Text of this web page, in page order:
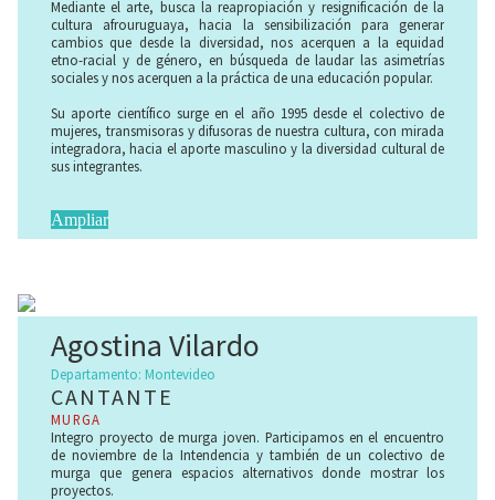
Mediante el arte, busca la reapropiación y resignificación de la
cultura afrouruguaya, hacia la sensibilización para generar
cambios que desde la diversidad, nos acerquen a la equidad
etno-racial y de género, en búsqueda de laudar las asimetrías
sociales y nos acerquen a la práctica de una educación popular.
Su aporte científico surge en el año 1995 desde el colectivo de
mujeres, transmisoras y difusoras de nuestra cultura, con mirada
integradora, hacia el aporte masculino y la diversidad cultural de
sus integrantes.
plástica corporal, percusión femenina y teatral. Participa en
forma ininterrumpida en actividades muy variadas a nivel barrial
El vestuario y la danza de Afrogama, están vinculados a los
Orixás (deidad africana, energía de la naturaleza).
El producto cultural es reflejo del hacer colectivo del grupo,
resultado de una tarea armoniosa y constante. Afrogama en su
mensaje, pretende abarcar la dimensión humana de las
expresiones artísticas, proyectadas hacia la comprensión de la
cosmovisión africana y plural.
Ampliar
Agostina Vilardo
Departamento: Montevideo
CANTANTE
MURGA
Integro proyecto de murga joven. Participamos en el encuentro
de noviembre de la Intendencia y también de un colectivo de
murga que genera espacios alternativos donde mostrar los
proyectos.